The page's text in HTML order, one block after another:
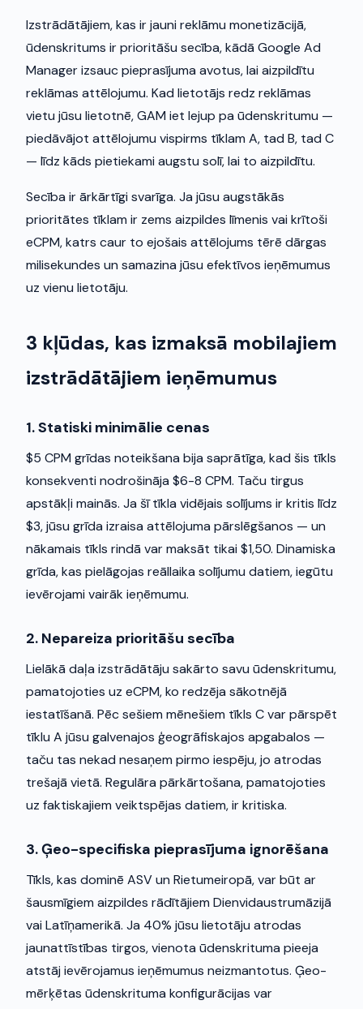
Izstrādātājiem, kas ir jauni reklāmu monetizācijā,
ūdenskritums ir prioritāšu secība, kādā Google Ad
Manager izsauc pieprasījuma avotus, lai aizpildītu
reklāmas attēlojumu. Kad lietotājs redz reklāmas
vietu jūsu lietotnē, GAM iet lejup pa ūdenskritumu —
piedāvājot attēlojumu vispirms tīklam A, tad B, tad C
— līdz kāds pietiekami augstu solī, lai to aizpildītu.
Secība ir ārkārtīgi svarīga. Ja jūsu augstākās
prioritātes tīklam ir zems aizpildes līmenis vai krītoši
eCPM, katrs caur to ejošais attēlojums tērē dārgas
milisekundes un samazina jūsu efektīvos ieņēmumus
uz vienu lietotāju.
3 kļūdas, kas izmaksā mobilajiem
izstrādātājiem ieņēmumus
1. Statiski minimālie cenas
$5 CPM grīdas noteikšana bija saprātīga, kad šis tīkls
konsekventi nodrošināja $6-8 CPM. Taču tirgus
apstākļi mainās. Ja šī tīkla vidējais solījums ir kritis līdz
$3, jūsu grīda izraisa attēlojuma pārslēgšanos — un
nākamais tīkls rindā var maksāt tikai $1,50. Dinamiska
grīda, kas pielāgojas reāllaika solījumu datiem, iegūtu
ievērojami vairāk ieņēmumu.
2. Nepareiza prioritāšu secība
Lielākā daļa izstrādātāju sakārto savu ūdenskritumu,
pamatojoties uz eCPM, ko redzēja sākotnējā
iestatīšanā. Pēc sešiem mēnešiem tīkls C var pārspēt
tīklu A jūsu galvenajos ģeogrāfiskajos apgabalos —
taču tas nekad nesaņem pirmo iespēju, jo atrodas
trešajā vietā. Regulāra pārkārtošana, pamatojoties
uz faktiskajiem veiktspējas datiem, ir kritiska.
3. Ģeo-specifiska pieprasījuma ignorēšana
Tīkls, kas dominē ASV un Rietumeiropā, var būt ar
šausmīgiem aizpildes rādītājiem Dienvidaustrumāzijā
vai Latīņamerikā. Ja 40% jūsu lietotāju atrodas
jaunattīstības tirgos, vienota ūdenskrituma pieeja
atstāj ievērojamus ieņēmumus neizmantotus. Ģeo-
mērķētas ūdenskrituma konfigurācijas var